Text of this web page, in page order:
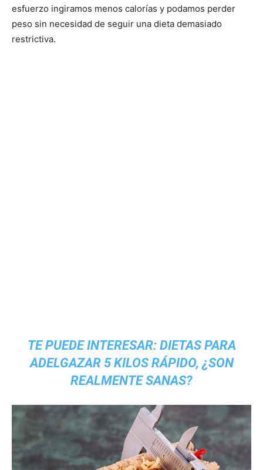
esfuerzo ingiramos menos calorías y podamos perder
peso sin necesidad de seguir una dieta demasiado
restrictiva.
TE PUEDE INTERESAR: DIETAS PARA
ADELGAZAR 5 KILOS RÁPIDO, ¿SON
REALMENTE SANAS?